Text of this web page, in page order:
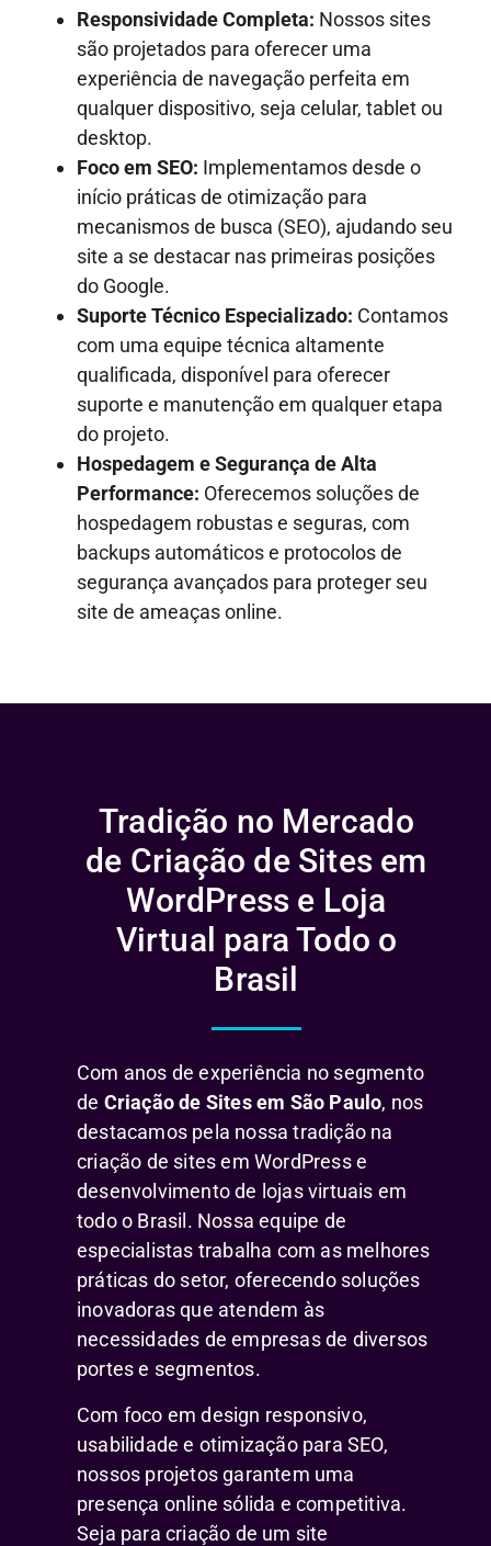
Responsividade Completa: Nossos sites
são projetados para oferecer uma
experiência de navegação perfeita em
qualquer dispositivo, seja celular, tablet ou
desktop.
Foco em SEO: Implementamos desde o
início práticas de otimização para
mecanismos de busca (SEO), ajudando seu
site a se destacar nas primeiras posições
do Google.
Suporte Técnico Especializado: Contamos
com uma equipe técnica altamente
qualificada, disponível para oferecer
suporte e manutenção em qualquer etapa
do projeto.
Hospedagem e Segurança de Alta
Performance: Oferecemos soluções de
hospedagem robustas e seguras, com
backups automáticos e protocolos de
segurança avançados para proteger seu
site de ameaças online.
Tradição no Mercado
de Criação de Sites em
WordPress e Loja
Virtual para Todo o
Brasil
Com anos de experiência no segmento
de Criação de Sites em São Paulo, nos
destacamos pela nossa tradição na
criação de sites em WordPress e
desenvolvimento de lojas virtuais em
todo o Brasil. Nossa equipe de
especialistas trabalha com as melhores
práticas do setor, oferecendo soluções
inovadoras que atendem às
necessidades de empresas de diversos
portes e segmentos.
Com foco em design responsivo,
usabilidade e otimização para SEO,
nossos projetos garantem uma
presença online sólida e competitiva.
Seja para criação de um site